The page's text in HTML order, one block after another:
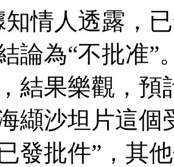
知情人透露，
論為“不批准”
結果樂觀，預
纈沙坦片這個
發批件”，其